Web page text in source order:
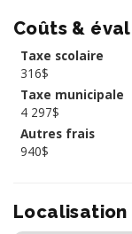
Coûts &
Taxe scolaire
316$
Taxe municipale
4 297$
Autres frais
940$
Localisation